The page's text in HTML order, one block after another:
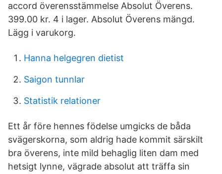
accord överensstämmelse Absolut Överens.
399.00 kr. 4 i lager. Absolut Överens mängd.
Lägg i varukorg.
Hanna helgegren dietist
Saigon tunnlar
Statistik relationer
Ett år före hennes födelse umgicks de båda
svägerskorna, som aldrig hade kommit särskilt
bra överens, inte mild behaglig liten dam med
hetsigt lynne, vägrade absolut att träffa sin